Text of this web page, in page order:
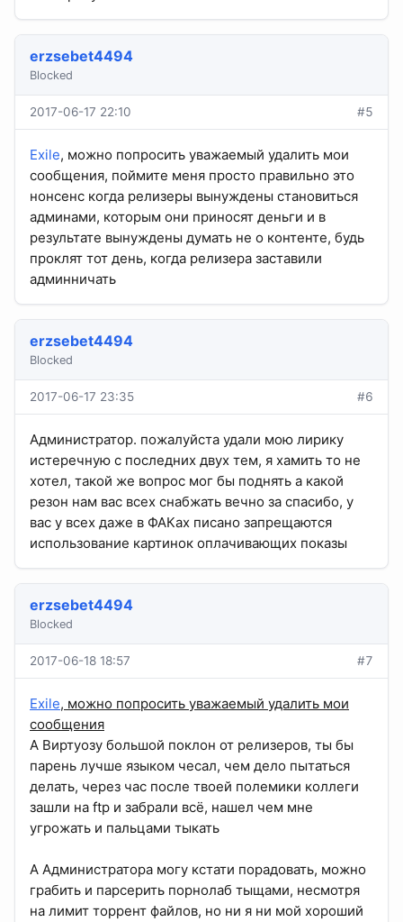
erzsebet4494
Blocked
2017-06-17 22:10 #5
Exile, можно попросить уважаемый удалить мои
сообщения, поймите меня просто правильно это
нонсенс когда релизеры вынуждены становиться
админами, которым они приносят деньги и в
результате вынуждены думать не о контенте, будь
проклят тот день, когда релизера заставили
админничать
erzsebet4494
Blocked
2017-06-17 23:35 #6
Администратор. пожалуйста удали мою лирику
истеречную с последних двух тем, я хамить то не
хотел, такой же вопрос мог бы поднять а какой
резон нам вас всех снабжать вечно за спасибо, у
вас у всех даже в ФАКах писано запрещаются
использование картинок оплачивающих показы
erzsebet4494
Blocked
2017-06-18 18:57 #7
Exile, можно попросить уважаемый удалить мои
сообщения
А Виртуозу большой поклон от релизеров, ты бы
парень лучше языком чесал, чем дело пытаться
делать, через час после твоей полемики коллеги
зашли на ftp и забрали всё, нашел чем мне
угрожать и пальцами тыкать
А Администратора могу кстати порадовать, можно
грабить и парсерить порнолаб тыщами, несмотря
на лимит торрент файлов, но ни я ни мой хороший